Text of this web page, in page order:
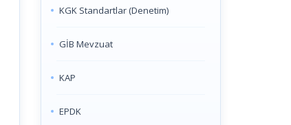
KGK Standartlar (Denetim)
GİB Mevzuat
KAP
EPDK